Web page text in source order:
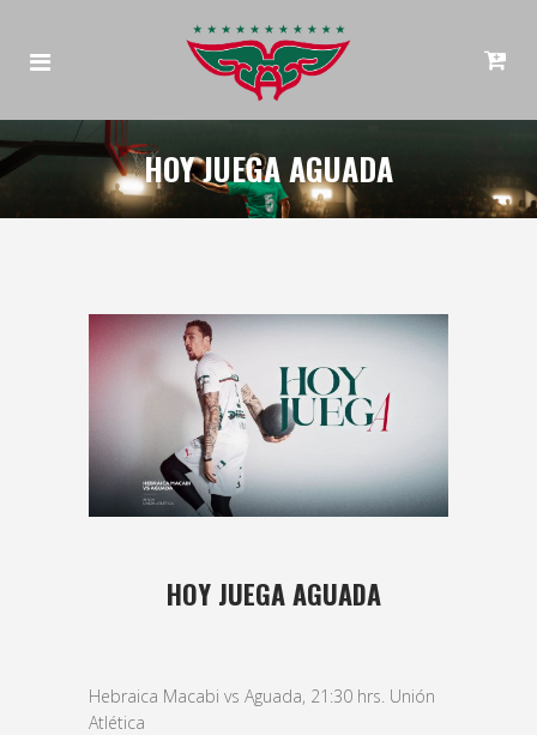
HOY JUEGA AGUADA
HOY JUEGA AGUADA
Hebraica Macabi vs Aguada, 21:30 hrs. Unión
Atlética